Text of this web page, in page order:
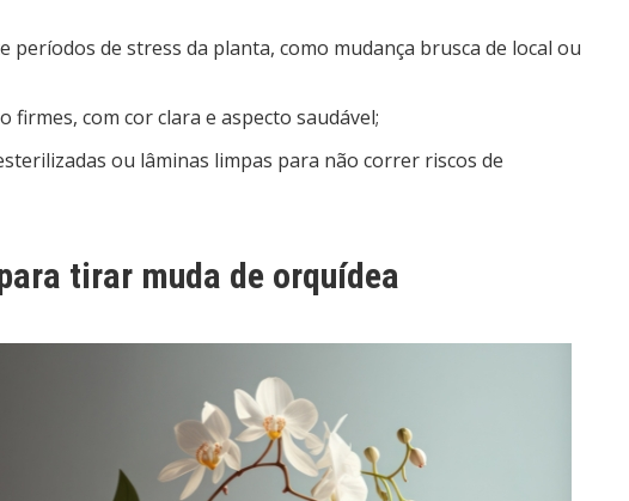
períodos de stress da planta, como mudança brusca de local ou
firmes, com cor clara e aspecto saudável;
ou lâminas limpas para não correr riscos de
tirar muda de orquídea